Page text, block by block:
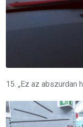
15. „Ez az abszurdan